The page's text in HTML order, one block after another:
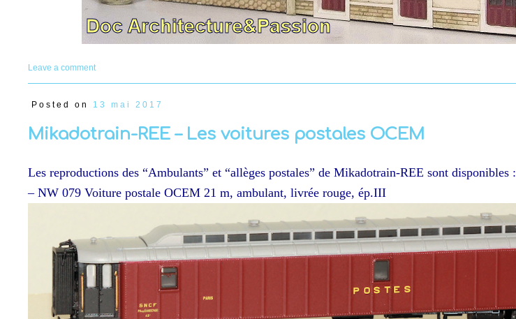
Leave a comment
Posted on 13 mai 2017
Mikadotrain-REE – Les voitures postales OCEM
Les reproductions des “Ambulants” et “allèges postales” de Mikadotrain-REE sont disponibles :
– NW 079 Voiture postale OCEM 21 m, ambulant, livrée rouge, ép.III